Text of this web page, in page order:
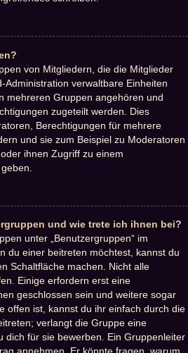
von Mitgliedern, die die Mitglieder
Administration verwaltbare Einheiten
mehreren Gruppen angehören und
zugeteilt werden. Dies
Berechtigungen für mehrere
und sie zum Beispiel zu Moderatoren
ihnen Zugriff zu einem
und wie trete ich ihnen bei?
unter „Benutzergruppen“ im
du einer beitreten möchtest, kannst du
Schaltfläche machen. Nicht alle
Einige erfordern erst eine
geschlossen sein und weitere sogar
offen ist, kannst du ihr einfach durch die
verlangt die Gruppe eine
dich für sie bewerben. Ein Gruppenleiter